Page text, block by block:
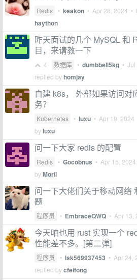
Redis • keakon • Apr 28, 2024 •
haython
昨天面试的几个 MySQL 和
目，来请教一下
4 数据库 • dumbbell5kg • Jul
replied byhomjay
自建 k8s， 外部如果访问对
务？
Kubernetes • luxu • Apr 19, 2024
byluxu
问一下大家 redis 的配置
Redis • Gocobnus • Apr 15, 2024
byMorii
问一下大佬们关于移动网络
题
程序员 • EmbraceQWQ • Apr 13,
今天咱也用 rust 实现一个
性能差不多。[第二弹]
程序员 • lsk569937453 • Apr 24,
replied bycfeitong